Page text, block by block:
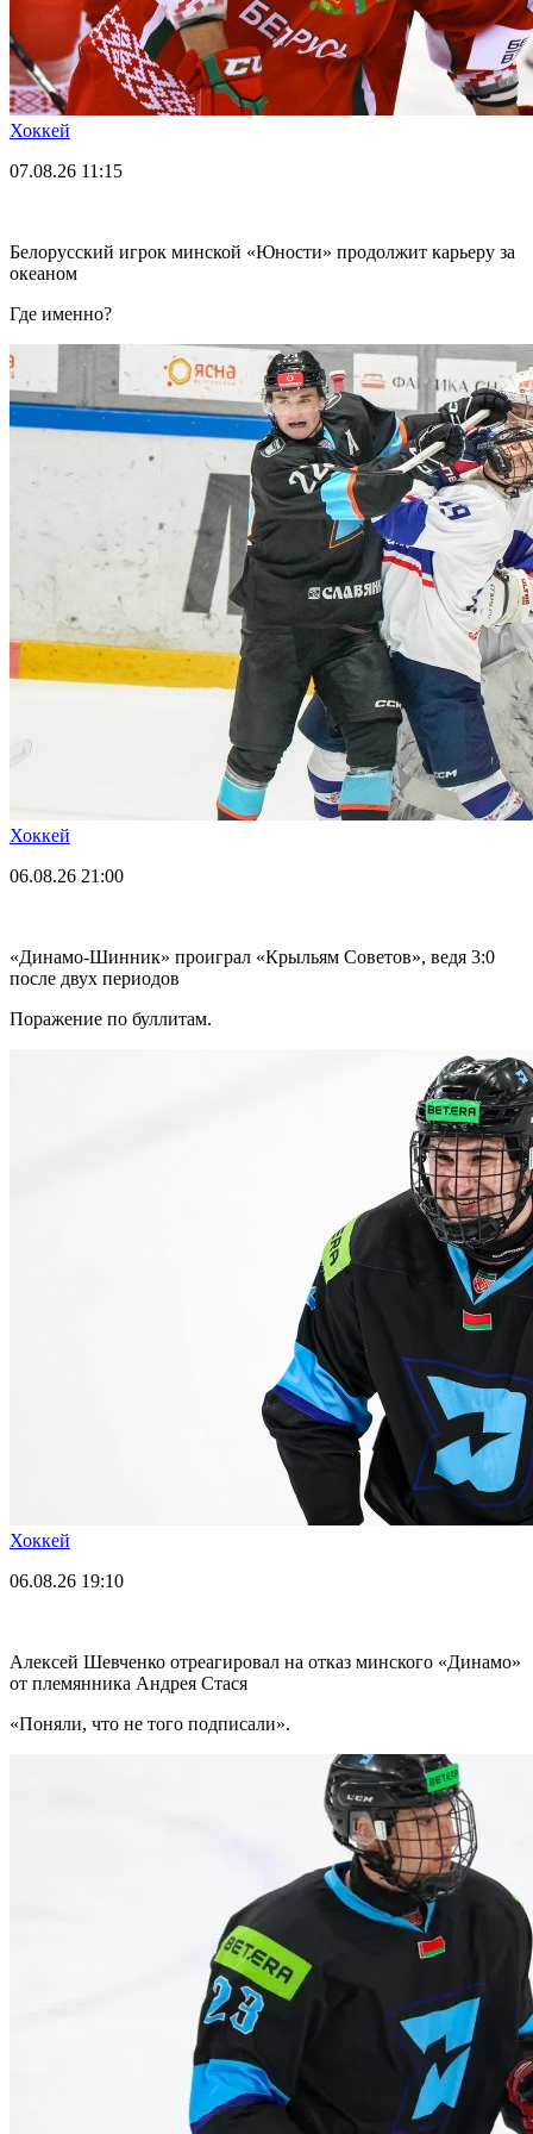
Хоккей
07.08.26 11:15
Белорусский игрок минской «Юности» продолжит карьеру за
океаном
Где именно?
Хоккей
06.08.26 21:00
«Динамо-Шинник» проиграл «Крыльям Советов», ведя 3:0
после двух периодов
Поражение по буллитам.
Хоккей
06.08.26 19:10
Алексей Шевченко отреагировал на отказ минского «Динамо»
от племянника Андрея Стася
«Поняли, что не того подписали».